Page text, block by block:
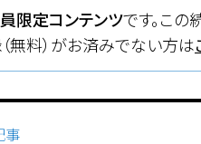
限定コンテンツです。この
無料）がお済みでない方は
事